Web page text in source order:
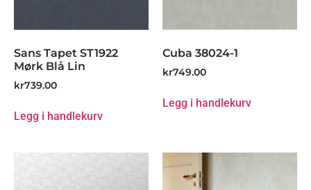
Sans Tapet ST1922
Mørk Blå Lin
kr739.00
Legg i handlekurv
Cuba 38024-1
kr749.00
Legg i handlekurv